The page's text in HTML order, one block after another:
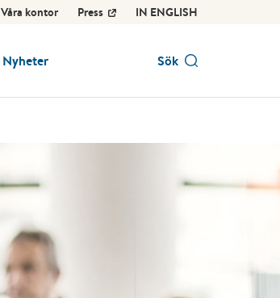
Våra kontor Press IN ENGLISH
Nyheter Sök